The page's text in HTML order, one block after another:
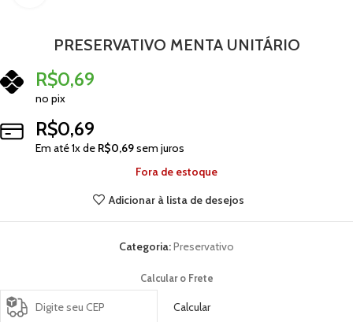
PRESERVATIVO MENTA UNITÁRIO
R$0,69
no pix
R$0,69
Em até1x de R$0,69sem juros
Fora de estoque
Adicionar à lista de desejos
Categoria:Preservativo
Calcular o Frete
Calcular